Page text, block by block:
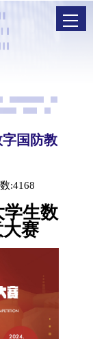
国防教
:4168
生数
赛